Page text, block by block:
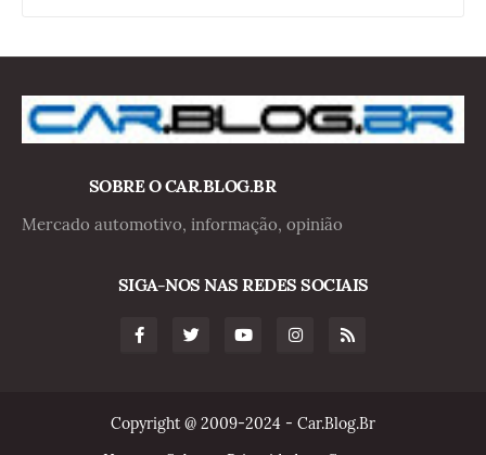
SOBRE O CAR.BLOG.BR
Mercado automotivo, informação, opinião
SIGA-NOS NAS REDES SOCIAIS
Copyright @ 2009-2024 - Car.Blog.Br